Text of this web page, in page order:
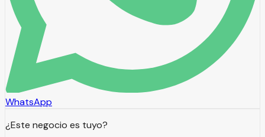
WhatsApp
¿Este negocio es tuyo?